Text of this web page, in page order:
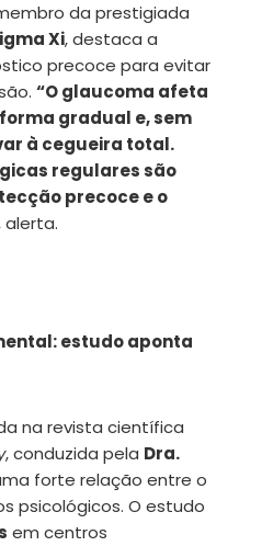
da prestigiada
Xi, destaca a
precoce para evitar
“O glaucoma afeta
gradual e, sem
à cegueira total.
regulares são
precoce e o
alerta.
estudo aponta
na revista científica
, conduzida pela Dra.
forte relação entre o
psicológicos. O estudo
em centros